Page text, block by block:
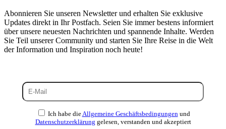
Abonnieren Sie unseren Newsletter und erhalten Sie exklusive
Updates direkt in Ihr Postfach. Seien Sie immer bestens informiert
über unsere neuesten Nachrichten und spannende Inhalte. Werden
Sie Teil unserer Community und starten Sie Ihre Reise in die Welt
der Information und Inspiration noch heute!
Ich habe die Allgemeine Geschäftsbedingungen und
Datenschutzerklärung gelesen, verstanden und akzeptiert